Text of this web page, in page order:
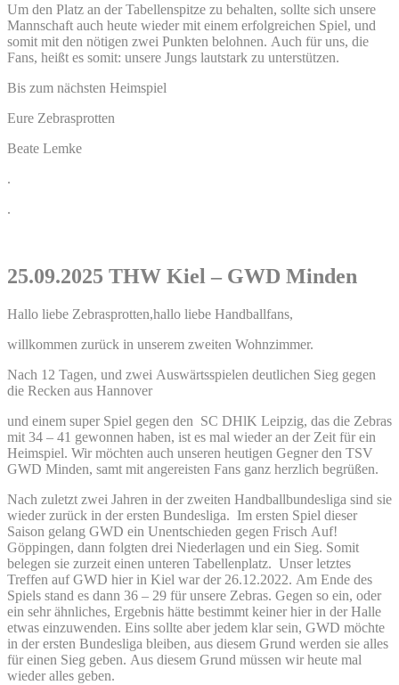
Um den Platz an der Tabellenspitze zu behalten, sollte sich unsere
Mannschaft auch heute wieder mit einem erfolgreichen Spiel, und
somit mit den nötigen zwei Punkten belohnen. Auch für uns, die
Fans, heißt es somit: unsere Jungs lautstark zu unterstützen.
Bis zum nächsten Heimspiel
Eure Zebrasprotten
Beate Lemke
.
.
25.09.2025 THW Kiel – GWD Minden
Hallo liebe Zebrasprotten,hallo liebe Handballfans,
willkommen zurück in unserem zweiten Wohnzimmer.
Nach 12 Tagen, und zwei Auswärtsspielen deutlichen Sieg gegen
die Recken aus Hannover
und einem super Spiel gegen den SC DHlK Leipzig, das die Zebras
mit 34 – 41 gewonnen haben, ist es mal wieder an der Zeit für ein
Heimspiel. Wir möchten auch unseren heutigen Gegner den TSV
GWD Minden, samt mit angereisten Fans ganz herzlich begrüßen.
Nach zuletzt zwei Jahren in der zweiten Handballbundesliga sind sie
wieder zurück in der ersten Bundesliga. Im ersten Spiel dieser
Saison gelang GWD ein Unentschieden gegen Frisch Auf!
Göppingen, dann folgten drei Niederlagen und ein Sieg. Somit
belegen sie zurzeit einen unteren Tabellenplatz. Unser letztes
Treffen auf GWD hier in Kiel war der 26.12.2022. Am Ende des
Spiels stand es dann 36 – 29 für unsere Zebras. Gegen so ein, oder
ein sehr ähnliches, Ergebnis hätte bestimmt keiner hier in der Halle
etwas einzuwenden. Eins sollte aber jedem klar sein, GWD möchte
in der ersten Bundesliga bleiben, aus diesem Grund werden sie alles
für einen Sieg geben. Aus diesem Grund müssen wir heute mal
wieder alles geben.